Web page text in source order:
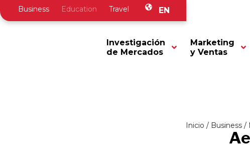
Business Education Travel EN
Investigación
de Mercados
Marketing
y Ventas
Inicio / Business/